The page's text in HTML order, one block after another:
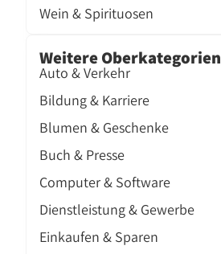
Wein & Spirituosen
Weitere Oberkategorien
Auto & Verkehr
Bildung & Karriere
Blumen & Geschenke
Buch & Presse
Computer & Software
Dienstleistung & Gewerbe
Einkaufen & Sparen